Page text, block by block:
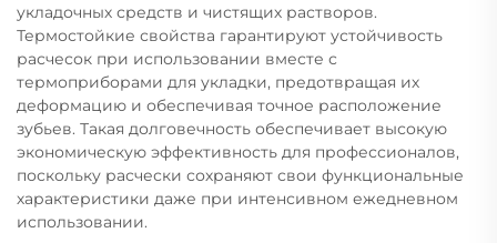
укладочных средств и чистящих растворов.
Термостойкие свойства гарантируют устойчивость
расчесок при использовании вместе с
термоприборами для укладки, предотвращая их
деформацию и обеспечивая точное расположение
зубьев. Такая долговечность обеспечивает высокую
экономическую эффективность для профессионалов,
поскольку расчески сохраняют свои функциональные
характеристики даже при интенсивном ежедневном
использовании.